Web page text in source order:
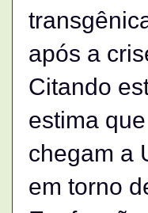
após a
Citando
estima
chegam a
em torno